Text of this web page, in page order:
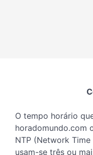
O tempo horário
horadomundo.com
NTP (Network
usam-se três ou